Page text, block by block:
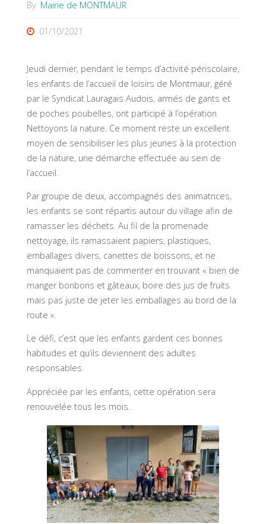
By Mairie de MONTMAUR
01/10/2021
Jeudi dernier, pendant le temps d’activité périscolaire,
les enfants de l’accueil de loisirs de Montmaur, géré
par le Syndicat Lauragais Audois, armés de gants et
de poches poubelles, ont participé à l’opération
Nettoyons la nature. Ce moment reste un excellent
moyen de sensibiliser les plus jeunes à la protection
de la nature, une démarche effectuée au sein de
l’accueil.
Par groupe de deux, accompagnés des animatrices,
les enfants se sont répartis autour du village afin de
ramasser les déchets. Au fil de la promenade
nettoyage, ils ramassaient papiers, plastiques,
emballages divers, canettes de boissons, et ne
manquaient pas de commenter en trouvant « bien de
manger bonbons et gâteaux, boire des jus de fruits
mais pas juste de jeter les emballages au bord de la
route ».
Le défi, c’est que les enfants gardent ces bonnes
habitudes et qu’ils deviennent des adultes
responsables.
Appréciée par les enfants, cette opération sera
renouvelée tous les mois.